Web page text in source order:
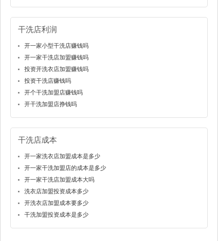
干洗店利润
开一家小型干洗店赚钱吗
开一家干洗店加盟赚钱吗
投资开洗衣店加盟赚钱吗
投资干洗店赚钱吗
开个干洗加盟店赚钱吗
开干洗加盟店挣钱吗
干洗店成本
开一家洗衣店加盟成本是多少
开一家干洗加盟店的成本是多少
开一家干洗店加盟成本大吗
洗衣店加盟投资成本多少
开洗衣店加盟成本要多少
干洗加盟投资成本是多少